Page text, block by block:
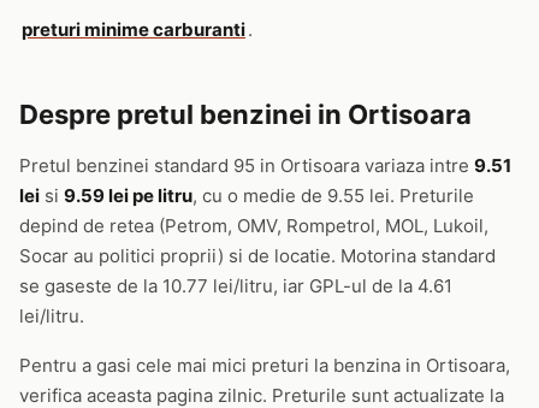
preturi minime carburanti.
Despre pretul benzinei in Ortisoara
Pretul benzinei standard 95 in Ortisoara variaza intre 9.51
lei si 9.59 lei pe litru, cu o medie de 9.55 lei. Preturile
depind de retea (Petrom, OMV, Rompetrol, MOL, Lukoil,
Socar au politici proprii) si de locatie. Motorina standard
se gaseste de la 10.77 lei/litru, iar GPL-ul de la 4.61
lei/litru.
Pentru a gasi cele mai mici preturi la benzina in Ortisoara,
verifica aceasta pagina zilnic. Preturile sunt actualizate la